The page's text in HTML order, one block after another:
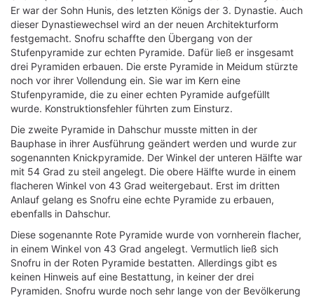
Er war der Sohn Hunis, des letzten Königs der 3. Dynastie. Auch
dieser Dynastiewechsel wird an der neuen Architekturform
festgemacht. Snofru schaffte den Übergang von der
Stufenpyramide zur echten Pyramide. Dafür ließ er insgesamt
drei Pyramiden erbauen. Die erste Pyramide in Meidum stürzte
noch vor ihrer Vollendung ein. Sie war im Kern eine
Stufenpyramide, die zu einer echten Pyramide aufgefüllt
wurde. Konstruktionsfehler führten zum Einsturz.
Die zweite Pyramide in Dahschur musste mitten in der
Bauphase in ihrer Ausführung geändert werden und wurde zur
sogenannten Knickpyramide. Der Winkel der unteren Hälfte war
mit 54 Grad zu steil angelegt. Die obere Hälfte wurde in einem
flacheren Winkel von 43 Grad weitergebaut. Erst im dritten
Anlauf gelang es Snofru eine echte Pyramide zu erbauen,
ebenfalls in Dahschur.
Diese sogenannte Rote Pyramide wurde von vornherein flacher,
in einem Winkel von 43 Grad angelegt. Vermutlich ließ sich
Snofru in der Roten Pyramide bestatten. Allerdings gibt es
keinen Hinweis auf eine Bestattung, in keiner der drei
Pyramiden. Snofru wurde noch sehr lange von der Bevölkerung